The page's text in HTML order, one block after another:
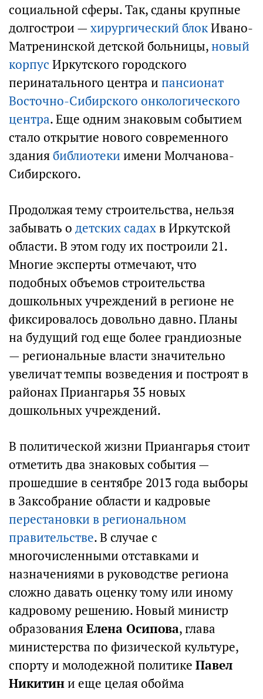
социальной сферы. Так, сданы крупные
долгострои —хирургический блокИвано-
Матренинской детской больницы,новый
корпус Иркутского городского
перинатального центра и пансионат
Восточно-Сибирского онкологического
центра. Еще одним знаковым событием
стало открытие нового современного
зданиябиблиотеки имени Молчанова-
Сибирского.
Продолжая тему строительства, нельзя
забывать о детских садахв Иркутской
области. В этом году их построили 21.
Многие эксперты отмечают, что
подобных объемов строительства
дошкольных учреждений в регионе не
фиксировалось довольно давно. Планы
на будущий год еще более грандиозные
— региональные власти значительно
увеличат темпы возведения и построят в
районах Приангарья 35 новых
дошкольных учреждений.
В политической жизни Приангарья стоит
отметить два знаковых события —
прошедшие в сентябре 2013 года выборы
в Заксобрание области и кадровые
перестановки в региональном
правительстве. В случае с
многочисленными отставками и
назначениями в руководстве региона
сложно давать оценку тому или иному
кадровому решению. Новый министр
образованияЕлена Осипова, глава
министерства по физической культуре,
спорту и молодежной политике Павел
Никитини еще целая обойма